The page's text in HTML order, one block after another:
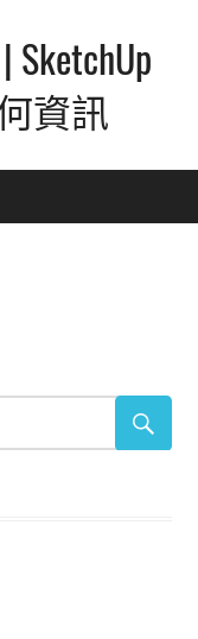
資訊